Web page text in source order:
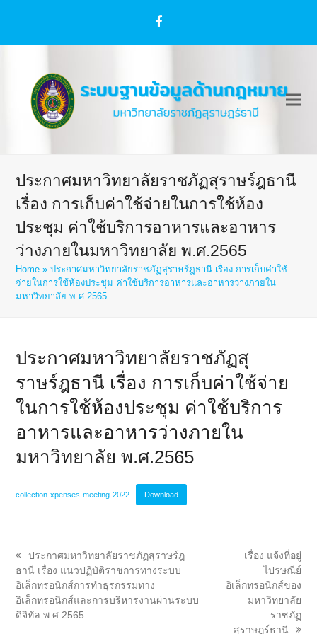
Facebook
ประกาศมหาวิทยาลัยราชภัฏสุราษร์ฎธานี
เรื่อง การเก็บค่าใช้จ่ายในการใช้ห้อง
ประชุม ค่าใช้บริการอาหารและอาหาร
ว่างภายในมหาวิทยาลัย พ.ศ.2565
Home »ประกาศมหาวิทยาลัยราชภัฏสุราษร์ฎธานี เรื่อง การเก็บค่าใช้
จ่ายในการใช้ห้องประชุม ค่าใช้บริการอาหารและอาหารว่างภายใน
มหาวิทยาลัย พ.ศ.2565
ประกาศมหาวิทยาลัยราชภัฏสุ
ราษร์ฎธานี เรื่อง การเก็บค่าใช้จ่าย
ในการใช้ห้องประชุม ค่าใช้บริการ
อาหารและอาหารว่างภายใน
มหาวิทยาลัย พ.ศ.2565
collection-xpenses-meeting-2022 Download
previous
post:
ประกาศมหาวิทยาลัยราชภัฏสุราษร์ฎ
ธานี เรื่อง แนวปฏิบัติราชการทางระบบ
อิเล็กทรอนิกส์การทำธุรกรรมทาง
อิเล็กทรอนิกส์และการบริหารงานผ่านระบบ
ดิจิทัล พ.ศ.2565
next
post:
เรื่อง แจ้งที่อยู่
ไปรษณีย์
อิเล็กทรอนิกส์ของ
มหาวิทยาลัย
ราชภัฏ
สุราษฎร์ธานี